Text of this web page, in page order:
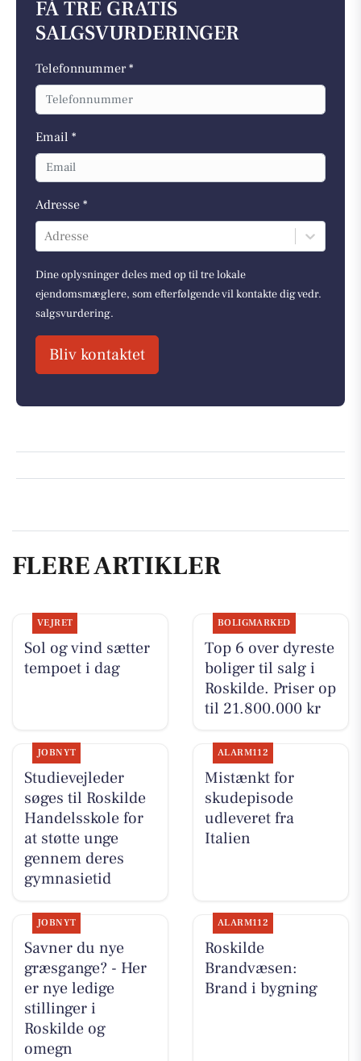
FÅ TRE GRATIS
SALGSVURDERINGER
Telefonnummer *
Email *
Adresse *
Adresse
Dine oplysninger deles med op til tre lokale
ejendomsmæglere, som efterfølgende vil kontakte dig vedr.
salgsvurdering.
Bliv kontaktet
FLERE ARTIKLER
VEJRET
Sol og vind sætter
tempoet i dag
BOLIGMARKED
Top 6 over dyreste
boliger til salg i
Roskilde. Priser op
til 21.800.000 kr
JOBNYT
Studievejleder
søges til Roskilde
Handelsskole for
at støtte unge
gennem deres
gymnasietid
ALARM112
Mistænkt for
skudepisode
udleveret fra
Italien
JOBNYT
Savner du nye
græsgange? - Her
er nye ledige
stillinger i
Roskilde og
omegn
ALARM112
Roskilde
Brandvæsen:
Brand i bygning